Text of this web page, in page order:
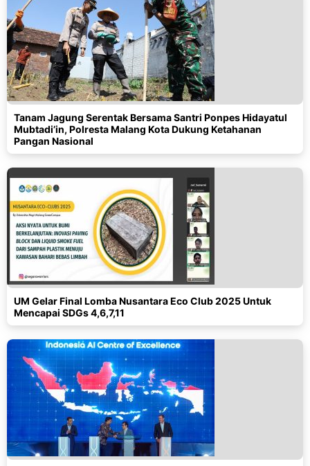
Tanam Jagung Serentak Bersama Santri Ponpes Hidayatul
Mubtadi’in, Polresta Malang Kota Dukung Ketahanan
Pangan Nasional
UM Gelar Final Lomba Nusantara Eco Club 2025 Untuk
Mencapai SDGs 4,6,7,11